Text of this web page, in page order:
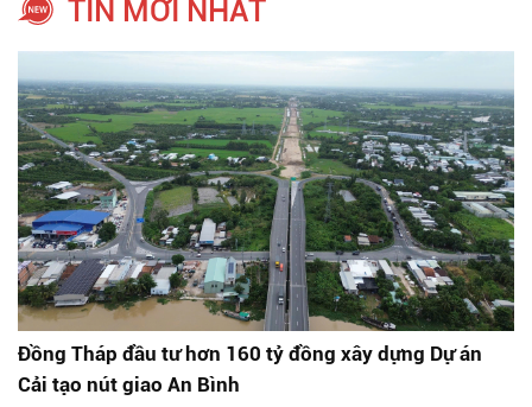
TIN MỚI NHẤT
Đồng Tháp đầu tư hơn 160 tỷ đồng xây dựng Dự án
Cải tạo nút giao An Bình